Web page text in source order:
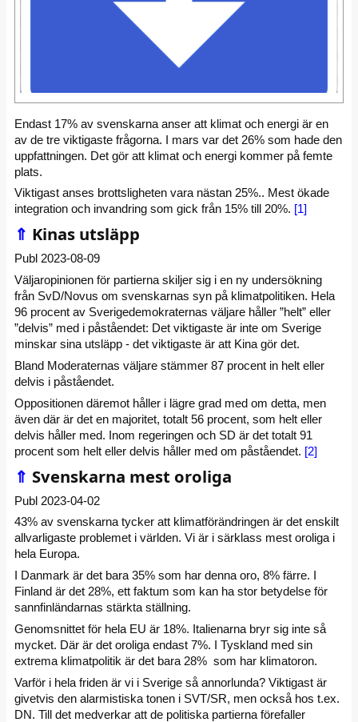
Endast 17% av svenskarna anser att klimat och energi är en
av de tre viktigaste frågorna. I mars var det 26% som hade den
uppfattningen. Det gör att klimat och energi kommer på femte
plats.
Viktigast anses brottsligheten vara nästan 25%.. Mest ökade
integration och invandring som gick från 15% till 20%. [1]
⇑ Kinas utsläpp
Publ 2023-08-09
Väljaropinionen för partierna skiljer sig i en ny undersökning
från SvD/Novus om svenskarnas syn på klimatpolitiken. Hela
96 procent av Sverigedemokraternas väljare håller ”helt” eller
”delvis” med i påståendet: Det viktigaste är inte om Sverige
minskar sina utsläpp - det viktigaste är att Kina gör det.
Bland Moderaternas väljare stämmer 87 procent in helt eller
delvis i påståendet.
Oppositionen däremot håller i lägre grad med om detta, men
även där är det en majoritet, totalt 56 procent, som helt eller
delvis håller med. Inom regeringen och SD är det totalt 91
procent som helt eller delvis håller med om påståendet. [2]
⇑ Svenskarna mest oroliga
Publ 2023-04-02
43% av svenskarna tycker att klimatförändringen är det enskilt
allvarligaste problemet i världen. Vi är i särklass mest oroliga i
hela Europa.
I Danmark är det bara 35% som har denna oro, 8% färre. I
Finland är det 28%, ett faktum som kan ha stor betydelse för
sannfinländarnas stärkta ställning.
Genomsnittet för hela EU är 18%. Italienarna bryr sig inte så
mycket. Där är det oroliga endast 7%. I Tyskland med sin
extrema klimatpolitik är det bara 28% som har klimatoron.
Varför i hela friden är vi i Sverige så annorlunda? Viktigast är
givetvis den alarmistiska tonen i SVT/SR, men också hos t.ex.
DN. Till det medverkar att de politiska partierna förefaller